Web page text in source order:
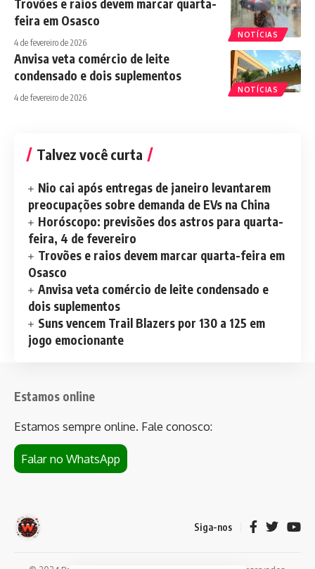
NOTÍCIAS
Trovões e raios devem marcar quarta-
feira em Osasco
4 de fevereiro de 2026
NOTÍCIAS
Anvisa veta comércio de leite
condensado e dois suplementos
4 de fevereiro de 2026
Talvez você curta
Nio cai após entregas de janeiro levantarem
preocupações sobre demanda de EVs na China
Horóscopo: previsões dos astros para quarta-
feira, 4 de fevereiro
Trovões e raios devem marcar quarta-feira em
Osasco
Anvisa veta comércio de leite condensado e
dois suplementos
Suns vencem Trail Blazers por 130 a 125 em
jogo emocionante
Estamos online
Estamos sempre online. Fale conosco:
Falar no WhatsApp
Siga-nos